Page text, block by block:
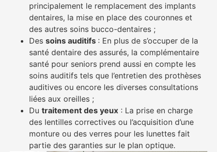
principalement le remplacement des implants
dentaires, la mise en place des couronnes et
des autres soins bucco-dentaires ;
Des soins auditifs : En plus de s’occuper de la
santé dentaire des assurés, la complémentaire
santé pour seniors prend aussi en compte les
soins auditifs tels que l’entretien des prothèses
auditives ou encore les diverses consultations
liées aux oreilles ;
Du traitement des yeux : La prise en charge
des lentilles correctives ou l’acquisition d’une
monture ou des verres pour les lunettes fait
partie des garanties sur le plan optique.